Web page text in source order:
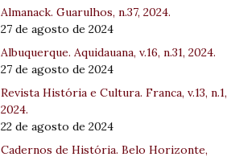
Almanack. Guarulhos, n.37, 2024.
27 de agosto de 2024
Albuquerque. Aquidauana, v.16, n.31, 2024.
27 de agosto de 2024
Revista História e Cultura. Franca, v.13, n.1,
2024.
22 de agosto de 2024
Cadernos de História. Belo Horizonte,